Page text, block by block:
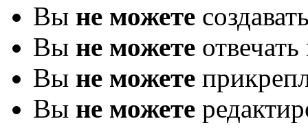
Вы не можете
Вы не можете
Вы не можете
Вы не можете